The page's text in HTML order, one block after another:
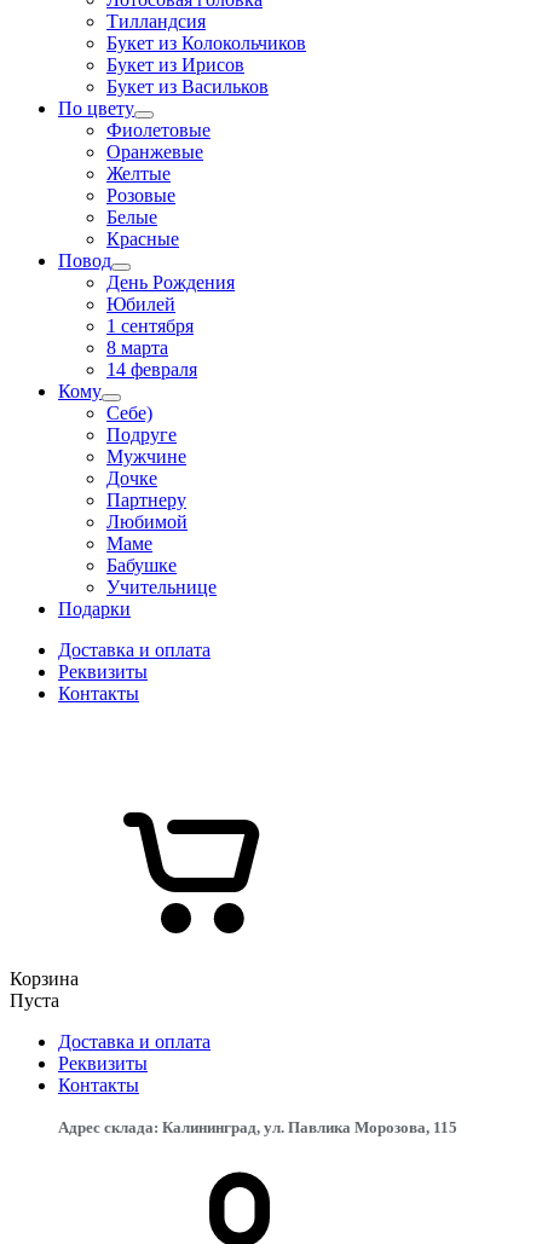
Тилландсия
Букет из Колокольчиков
Букет из Ирисов
Букет из Васильков
По цвету
Фиолетовые
Оранжевые
Желтые
Розовые
Белые
Красные
Повод
День Рождения
Юбилей
1 сентября
8 марта
14 февраля
Кому
Себе)
Подруге
Мужчине
Дочке
Партнеру
Любимой
Маме
Бабушке
Учительнице
Подарки
Доставка и оплата
Реквизиты
Контакты
Корзина
Пуста
Доставка и оплата
Реквизиты
Контакты
Адрес склада: Калининград, ул. Павлика Морозова, 115